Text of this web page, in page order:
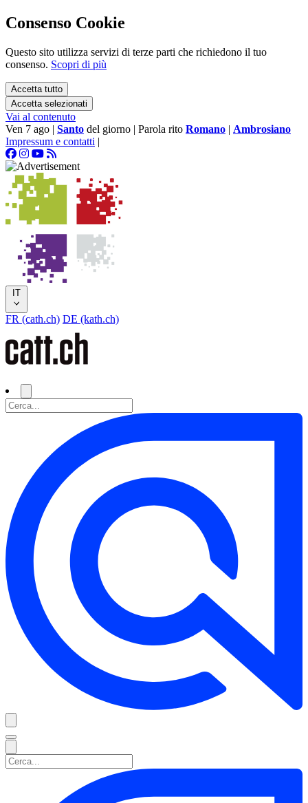
Consenso Cookie
Questo sito utilizza servizi di terze parti che richiedono il tuo
consenso. Scopri di più
Accetta tutto
Accetta selezionati
Vai al contenuto
Ven 7 ago | Santo del giorno | Parola rito Romano | Ambrosiano
Impressum e contatti |
IT
FR (cath.ch) DE (kath.ch)